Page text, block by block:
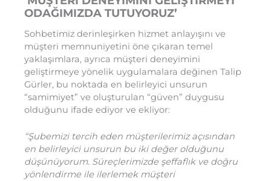
ODAĞIMIZDA TUTUYORUZ’
Sohbetimiz derinleşirken hizmet anlayışını ve
müşteri memnuniyetini öne çıkaran temel
yaklaşımlara, ayrıca müşteri deneyimini
geliştirmeye yönelik uygulamalara değinen Talip
Gürler, bu noktada en belirleyici unsurun
“samimiyet” ve oluşturulan “güven” duygusu
olduğunu ifade ediyor ve ekliyor:
“Şubemizi tercih eden müşterilerimiz açısından
en belirleyici unsurun bu iki değer olduğunu
düşünüyorum. Süreçlerimizde şeffaflık ve doğru
yönlendirme ile ilerlemek müşteri